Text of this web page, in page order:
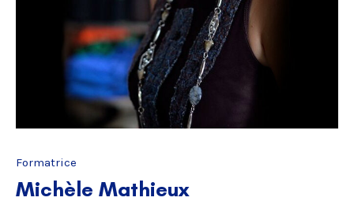
Formatrice
Michèle Mathieux